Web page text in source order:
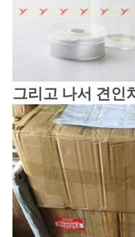
그리고 나서 견인